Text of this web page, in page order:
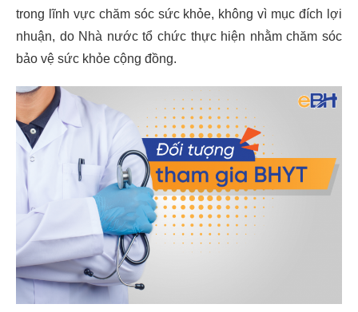
trong lĩnh vực chăm sóc sức khỏe, không vì mục đích lợi
nhuận, do Nhà nước tổ chức thực hiện nhằm chăm sóc
bảo vệ sức khỏe cộng đồng.